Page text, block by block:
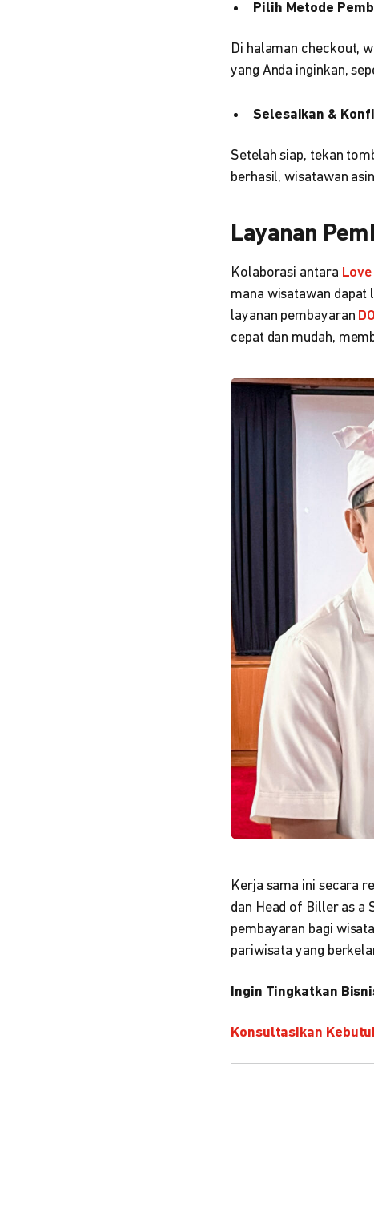
Pilih Metode
Di halaman checkout,
yang Anda inginkan,
Selesaikan &
Setelah siap, tekan
berhasil, wisatawan
Layanan
Kolaborasi antara
mana wisatawan dapat
layanan pembayaran
cepat dan mudah,
Kerja sama ini secara
dan Head of Biller as a
pembayaran bagi
pariwisata yang
Ingin Tingkatkan
Konsultasikan